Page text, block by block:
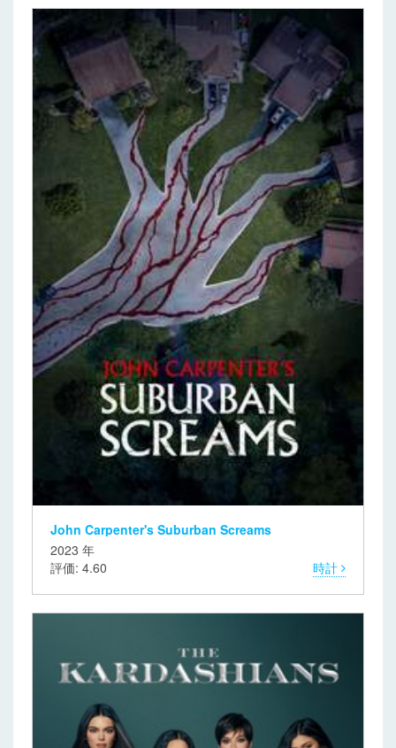
John Carpenter's Suburban Screams
2023 年
評価: 4.60
時計